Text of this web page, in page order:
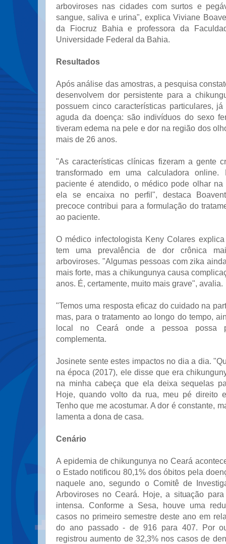
arboviroses nas cidades com surtos e
sangue, saliva e urina", explica Viviane
da Fiocruz Bahia e professora da
Universidade Federal da Bahia.
Resultados
Após análise das amostras, a pesquisa
desenvolvem dor persistente para a
possuem cinco características particulares,
aguda da doença: são indivíduos do sexo
tiveram edema na pele e dor na região dos
mais de 26 anos.
"As características clínicas fizeram a gente
transformado em uma calculadora online.
paciente é atendido, o médico pode olhar na
ela se encaixa no perfil", destaca
precoce contribui para a formulação do
ao paciente.
O médico infectologista Keny Colares
tem uma prevalência de dor crônica
arboviroses. "Algumas pessoas com zika
mais forte, mas a chikungunya causa
anos. É, certamente, muito mais grave", avalia.
"Temos uma resposta eficaz do cuidado na
mas, para o tratamento ao longo do tempo,
local no Ceará onde a pessoa possa
complementa.
Josinete sente estes impactos no dia a dia.
na época (2017), ele disse que era
na minha cabeça que ela deixa sequelas
Hoje, quando volto da rua, meu pé direito
Tenho que me acostumar. A dor é constante,
lamenta a dona de casa.
Cenário
A epidemia de chikungunya no Ceará
o Estado notificou 80,1% dos óbitos pela
naquele ano, segundo o Comitê de
Arboviroses no Ceará. Hoje, a situação
intensa. Conforme a Sesa, houve uma
casos no primeiro semestre deste ano em
do ano passado - de 916 para 407. Por
registrou aumento de 32,3% nos casos de